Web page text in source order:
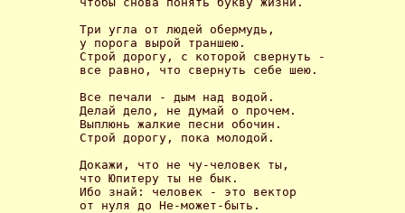
Три угла от людей обермудь,
у порога вырой траншею.
Строй дорогу, с которой свернуть -
все равно, что свернуть себе шею.
Все печали - дым над водой.
Делай дело, не думай о прочем.
Выплюнь жалкие песни обочин.
Строй дорогу, пока молодой.
Докажи, что не чу-человек ты,
что Юпитеру ты не бык.
Ибо знай: человек - это вектор
от нуля до Не-может-быть.